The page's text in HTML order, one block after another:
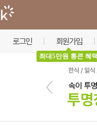
로그인 회원가입
최대5만원 통큰 혜택